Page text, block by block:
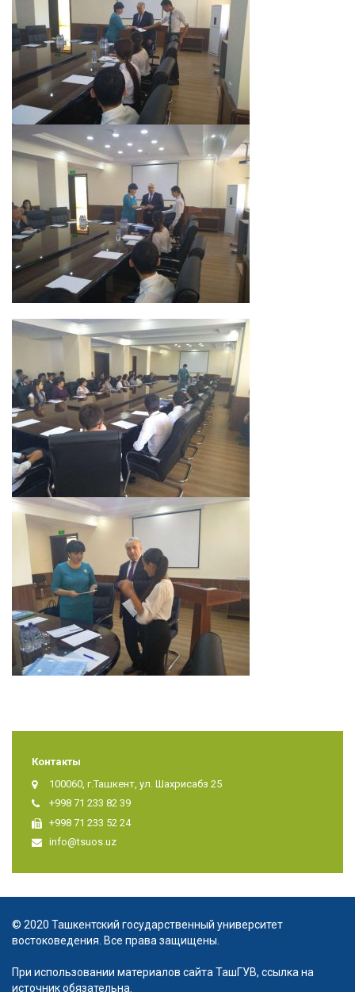
Контакты
100060, г.Ташкент, ул. Шахрисабз 25
+998 71 233 82 39
+998 71 233 52 24
info@tsuos.uz
© 2020 Ташкентский государственный университет
востоковедения. Все права защищены.
При использовании материалов сайта ТашГУВ, ссылка на
источник обязательна.